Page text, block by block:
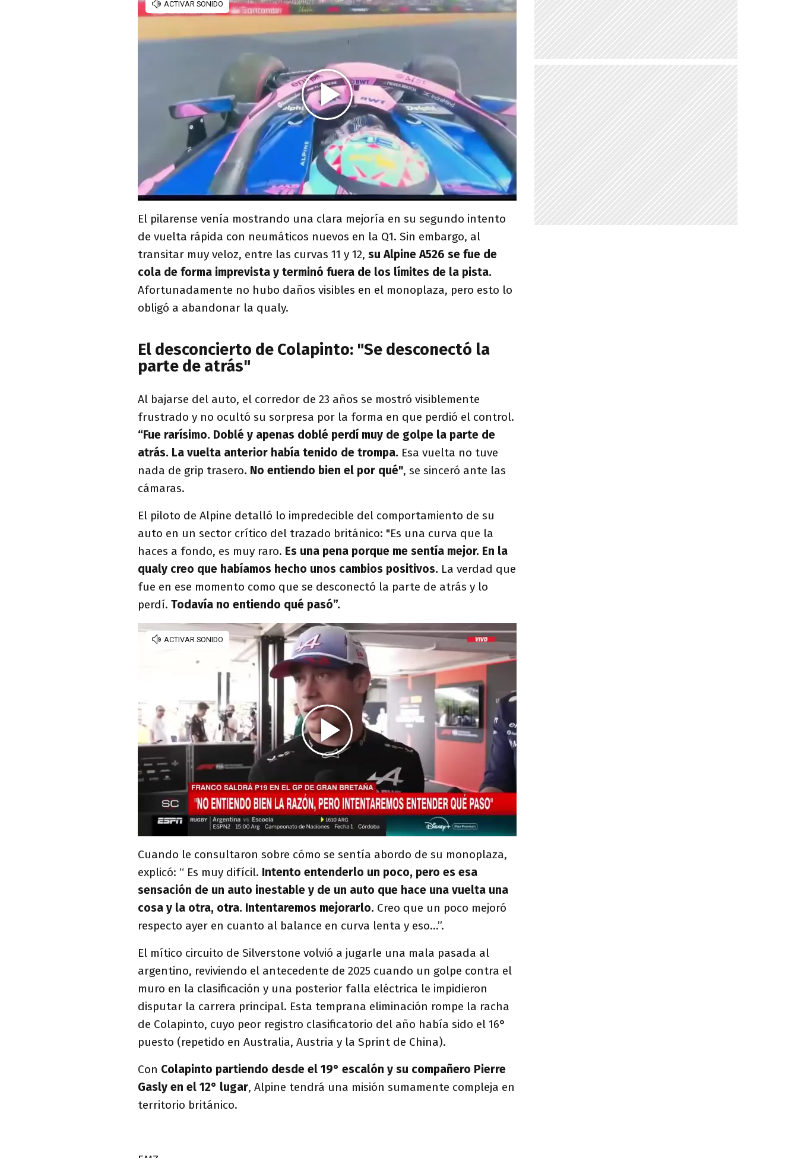
El pilarense venía mostrando una clara mejoría en su segundo intento
de vuelta rápida con neumáticos nuevos en la Q1. Sin embargo, al
transitar muy veloz, entre las curvas 11 y 12, su Alpine A526 se fue de
cola de forma imprevista y terminó fuera de los límites de la pista.
Afortunadamente no hubo daños visibles en el monoplaza, pero esto lo
obligó a abandonar la qualy.
El desconcierto de Colapinto: "Se desconectó la
parte de atrás"
Al bajarse del auto, el corredor de 23 años se mostró visiblemente
frustrado y no ocultó su sorpresa por la forma en que perdió el control.
“Fue rarísimo. Doblé y apenas doblé perdí muy de golpe la parte de
atrás. La vuelta anterior había tenido de trompa. Esa vuelta no tuve
nada de grip trasero. No entiendo bien el por qué", se sinceró ante las
cámaras.
El piloto de Alpine detalló lo impredecible del comportamiento de su
auto en un sector crítico del trazado británico: "Es una curva que la
haces a fondo, es muy raro. Es una pena porque me sentía mejor. En la
qualy creo que habíamos hecho unos cambios positivos. La verdad que
fue en ese momento como que se desconectó la parte de atrás y lo
perdí. Todavía no entiendo qué pasó”.
Cuando le consultaron sobre cómo se sentía abordo de su monoplaza,
explicó: “ Es muy difícil. Intento entenderlo un poco, pero es esa
sensación de un auto inestable y de un auto que hace una vuelta una
cosa y la otra, otra. Intentaremos mejorarlo. Creo que un poco mejoró
respecto ayer en cuanto al balance en curva lenta y eso...”.
El mítico circuito de Silverstone volvió a jugarle una mala pasada al
argentino, reviviendo el antecedente de 2025 cuando un golpe contra el
muro en la clasificación y una posterior falla eléctrica le impidieron
disputar la carrera principal. Esta temprana eliminación rompe la racha
de Colapinto, cuyo peor registro clasificatorio del año había sido el 16°
puesto (repetido en Australia, Austria y la Sprint de China).
Con Colapinto partiendo desde el 19° escalón y su compañero Pierre
Gasly en el 12° lugar, Alpine tendrá una misión sumamente compleja en
territorio británico.